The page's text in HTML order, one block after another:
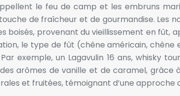
le feu de camp et les embruns
de fraîcheur et de gourmandise. Les
boisés, provenant du vieillissement en
le type de fût (chêne américain,
exemple, un Lagavulin 16 ans, whisky
arômes de vanille et de caramel,
et fruitées, témoignant d’une approche